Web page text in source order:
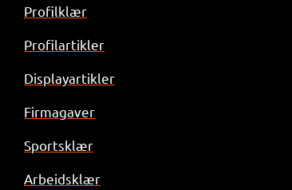
Profilklær
Profilartikler
Displayartikler
Firmagaver
Sportsklær
Arbeidsklær